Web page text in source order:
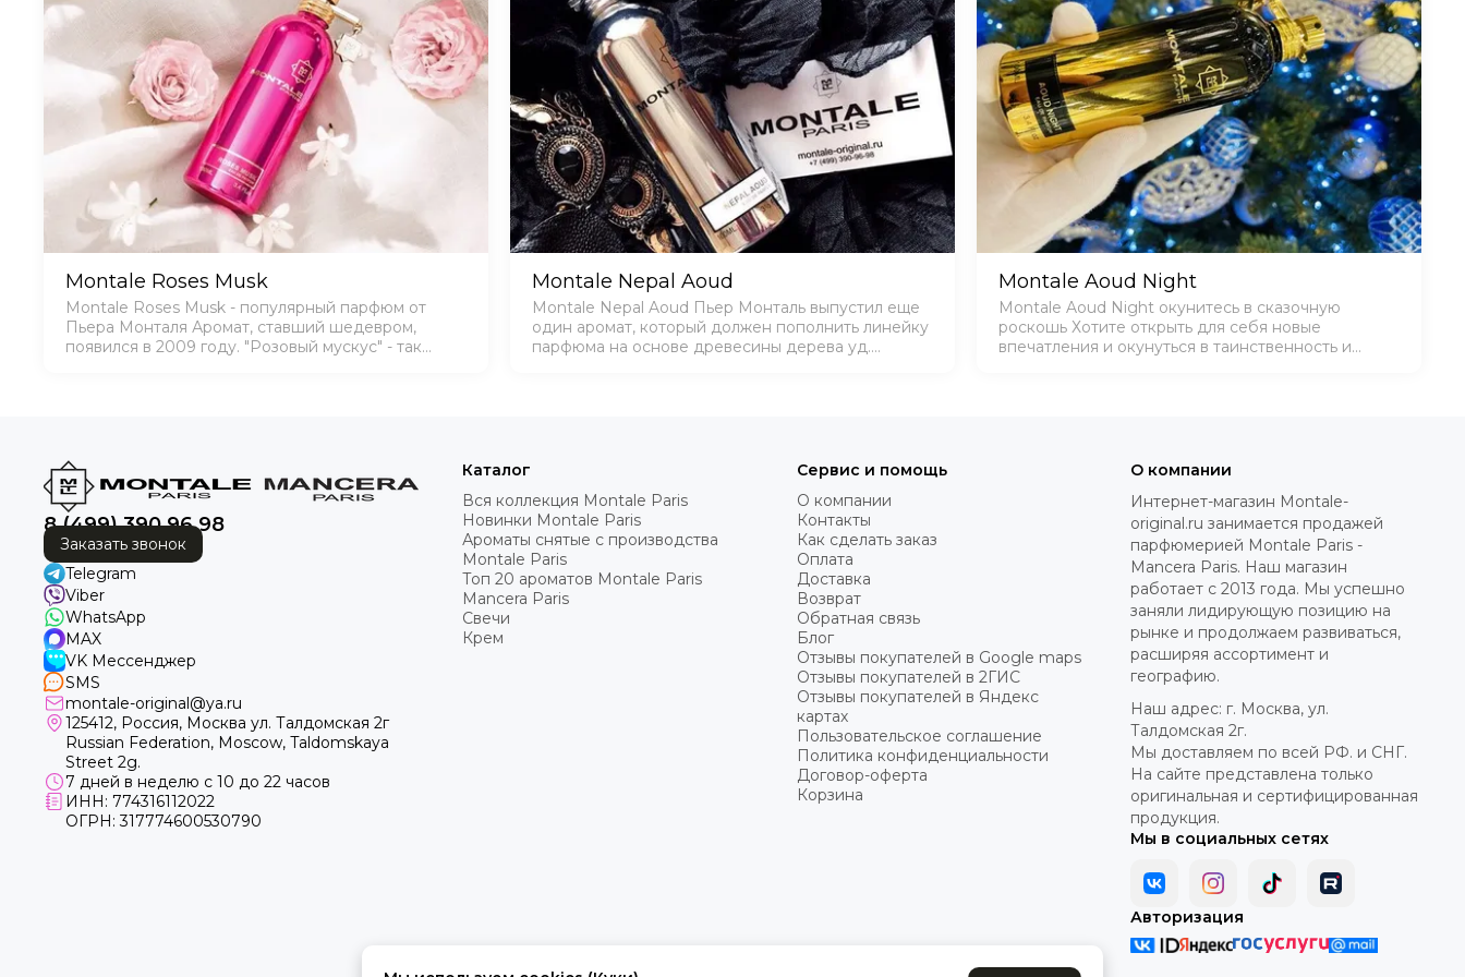
Montale Roses Musk
Montale Roses Musk - популярный парфюм от
Пьера Монталя Аромат, ставший шедевром,
появился в 2009 году. "Розовый мускус" - так
Montale Nepal Aoud
Montale Nepal Aoud Пьер Монталь выпустил еще
один аромат, который должен пополнить линейку
парфюма на основе древесины дерева уд.
Montale Aoud Night
Montale Aoud Night окунитесь в сказочную
роскошь Хотите открыть для себя новые
впечатления и окунуться в таинственность и
8 (499) 390 96 98
Заказать звонок
Telegram
Viber
WhatsApp
MAX
VK Мессенджер
SMS
montale-original@ya.ru
125412, Россия, Москва ул. Талдомская 2г
Russian Federation, Moscow, Taldomskaya
Street 2g.
7 дней в неделю с 10 до 22 часов
ИНН: 774316112022
ОГРН: 317774600530790
Каталог
Вся коллекция Montale Paris
Новинки Montale Paris
Ароматы cнятые с производства
Montale Paris
Топ 20 ароматов Montale Paris
Mancera Paris
Свечи
Крем
Сервис и помощь
О компании
Контакты
Как сделать заказ
Оплата
Доставка
Возврат
Обратная связь
Блог
Отзывы покупателей в Google maps
Отзывы покупателей в 2ГИС
Отзывы покупателей в Яндекс
картах
Пользовательское соглашение
Политика конфиденциальности
Договор-оферта
Корзина
О компании
Интернет-магазин Montale-
original.ru занимается продажей
парфюмерией Montale Paris -
Mancera Paris. Наш магазин
работает с 2013 года. Мы успешно
заняли лидирующую позицию на
рынке и продолжаем развиваться,
расширяя ассортимент и
географию.
Наш адрес: г. Москва, ул.
Талдомская 2г.
Мы доставляем по всей РФ. и СНГ.
На сайте представлена только
оригинальная и сертифицированная
продукция.
Мы в социальных сетях
Авторизация